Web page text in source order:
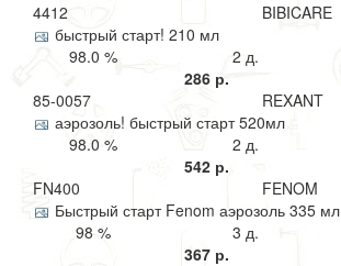
4412
BIBICARE
быстрый старт! 210 мл
98.0 %
2 д.
286 р.
85-0057
REXANT
аэрозоль! быстрый старт 520мл
98.0 %
2 д.
542 р.
FN400
FENOM
Быстрый старт Fenom аэрозоль 335 мл
98 %
3 д.
367 р.